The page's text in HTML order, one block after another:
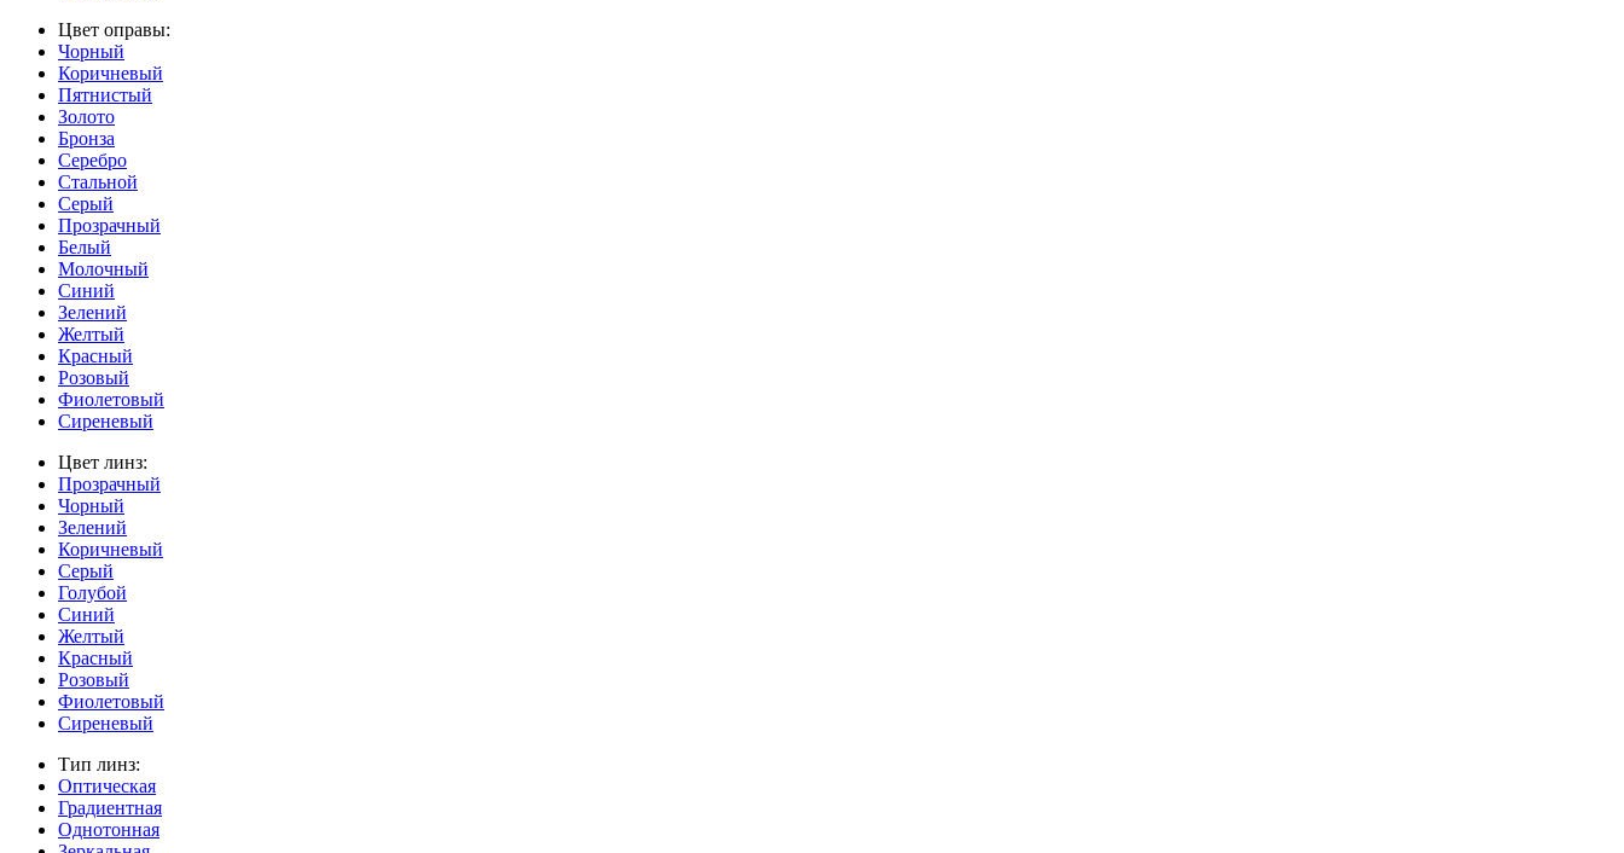
Цвет оправы:
Чорный
Коричневый
Пятнистый
Золото
Бронза
Серебро
Стальной
Серый
Прозрачный
Белый
Молочный
Синий
Зелений
Желтый
Красный
Розовый
Фиолетовый
Сиреневый
Цвет линз:
Прозрачный
Чорный
Зелений
Коричневый
Серый
Голубой
Синий
Желтый
Красный
Розовый
Фиолетовый
Сиреневый
Тип линз:
Оптическая
Градиентная
Однотонная